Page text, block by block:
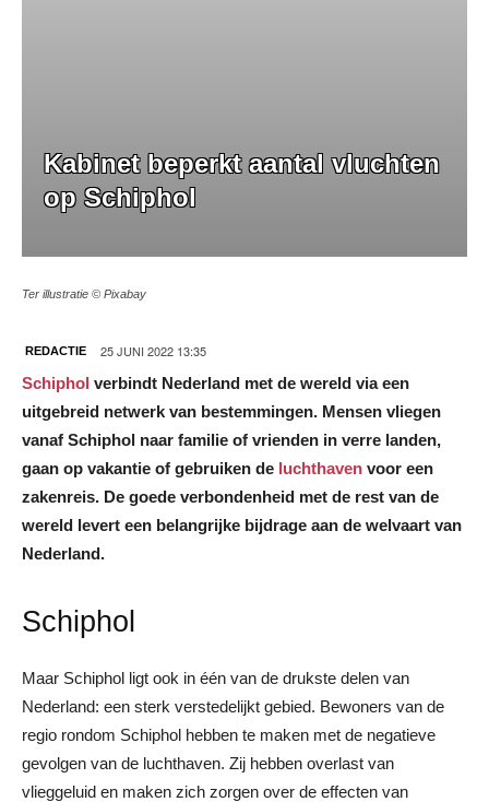
Kabinet beperkt aantal vluchten
op Schiphol
Ter illustratie © Pixabay
REDACTIE 25 JUNI 2022 13:35
Schiphol verbindt Nederland met de wereld via een
uitgebreid netwerk van bestemmingen. Mensen vliegen
vanaf Schiphol naar familie of vrienden in verre landen,
gaan op vakantie of gebruiken de luchthaven voor een
zakenreis. De goede verbondenheid met de rest van de
wereld levert een belangrijke bijdrage aan de welvaart van
Nederland.
Schiphol
Maar Schiphol ligt ook in één van de drukste delen van
Nederland: een sterk verstedelijkt gebied. Bewoners van de
regio rondom Schiphol hebben te maken met de negatieve
gevolgen van de luchthaven. Zij hebben overlast van
vlieggeluid en maken zich zorgen over de effecten van